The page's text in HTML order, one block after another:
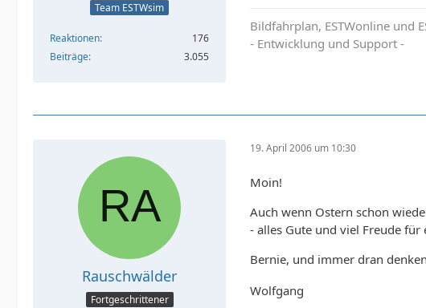
Team ESTWsim
Reaktionen
176
Beiträge
3.055
Bildfahrplan, ESTWonline und
- Entwicklung und Support -
Rauschwälder
Fortgeschrittener
19. April 2006 um 10:30
Moin!
Auch wenn Ostern schon
- alles Gute und viel Freude für
Bernie, und immer dran
Wolfgang